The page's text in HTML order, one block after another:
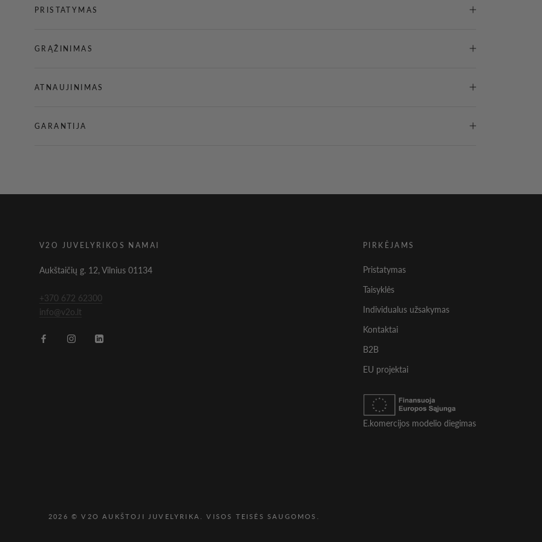
PRISTATYMAS
GRĄŽINIMAS
ATNAUJINIMAS
GARANTIJA
V2O JUVELYRIKOS NAMAI
Aukštaičių g. 12, Vilnius 01134
+370 672 62300
info@v2o.lt
PIRKĖJAMS
Pristatymas
Taisyklės
Individualus užsakymas
Kontaktai
B2B
EU projektai
E.komercijos modelio diegimas
2026 © V2O AUKŠTOJI JUVELYRIKA. VISOS TEISĖS SAUGOMOS.